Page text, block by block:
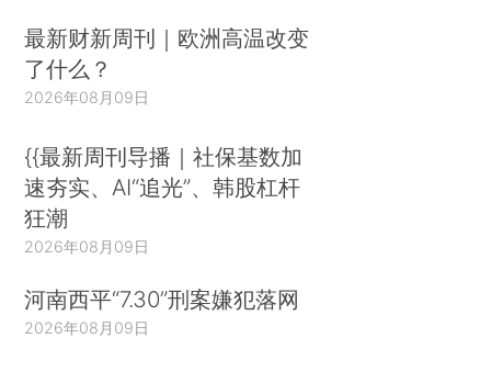
最新财新周刊｜欧洲高温改变
了什么？
2026年08月09日
{{最新周刊导播｜社保基数加
速夯实、AI“追光”、韩股杠杆
狂潮
2026年08月09日
河南西平“7.30”刑案嫌犯落网
2026年08月09日